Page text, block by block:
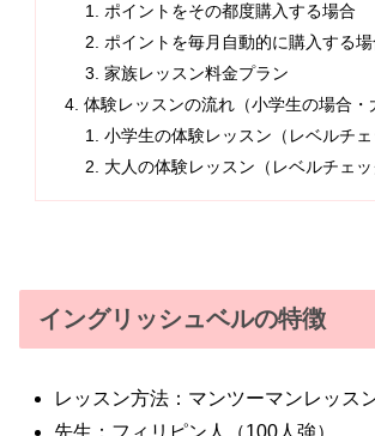
ポイントをその都度購入する場合
ポイントを毎月自動的に購入する場
家族レッスン料金プラン
体験レッスンの流れ（小学生の場合・
小学生の体験レッスン（レベルチェ
大人の体験レッスン（レベルチェッ
イングリッシュベルの特徴
レッスン方法：マンツーマンレッス
先生：フィリピン人（100人強）